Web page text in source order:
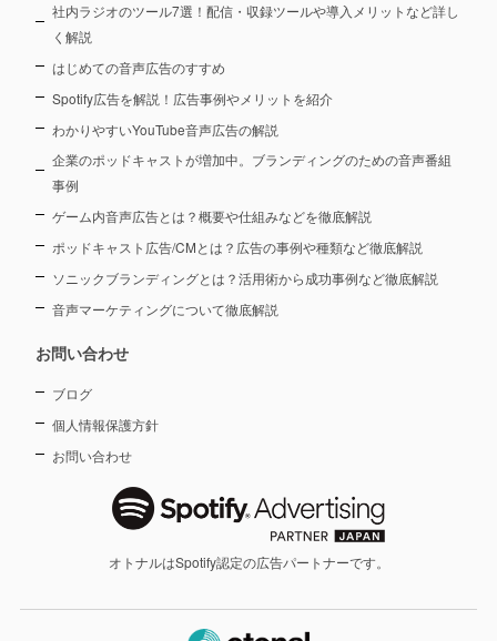
社内ラジオのツール7選！配信・収録ツールや導入メリットなど詳し
く解説
はじめての音声広告のすすめ
Spotify広告を解説！広告事例やメリットを紹介
わかりやすいYouTube音声広告の解説
企業のポッドキャストが増加中。ブランディングのための音声番組
事例
ゲーム内音声広告とは？概要や仕組みなどを徹底解説
ポッドキャスト広告/CMとは？広告の事例や種類など徹底解説
ソニックブランディングとは？活用術から成功事例など徹底解説
音声マーケティングについて徹底解説
お問い合わせ
ブログ
個人情報保護方針
お問い合わせ
オトナルはSpotify認定の広告パートナーです。